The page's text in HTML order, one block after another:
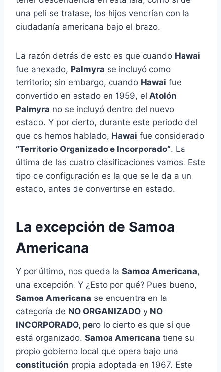
una peli se tratase, los hijos vendrían con la
ciudadanía americana bajo el brazo.
La razón detrás de esto es que cuando Hawai
fue anexado, Palmyra se incluyó como
territorio; sin embargo, cuando Hawai fue
convertido en estado en 1959, el Atolón
Palmyra no se incluyó dentro del nuevo
estado. Y por cierto, durante este periodo del
que os hemos hablado, Hawai fue considerado
“Territorio Organizado e Incorporado”. La
última de las cuatro clasificaciones vamos. Este
tipo de configuración es la que se le da a un
estado, antes de convertirse en estado.
La excepción de Samoa
Americana
Y por último, nos queda la Samoa Americana,
una excepción. Y ¿Esto por qué? Pues bueno,
Samoa Americana se encuentra en la
categoría de NO ORGANIZADO y NO
INCORPORADO, pero lo cierto es que sí que
está organizado. Samoa Americana tiene su
propio gobierno local que opera bajo una
constitución propia adoptada en 1967. Este